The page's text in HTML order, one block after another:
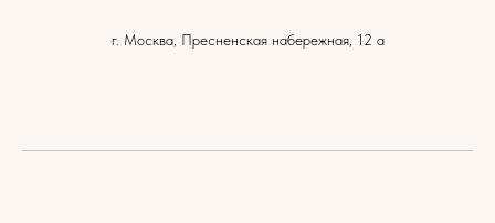
г. Москва, Пресненская набережная, 12 а